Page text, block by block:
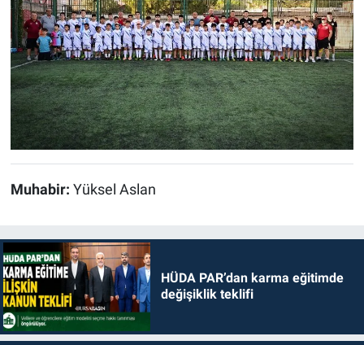
Muhabir: Yüksel Aslan
HÜDA PAR’dan karma eğitimde
değişiklik teklifi